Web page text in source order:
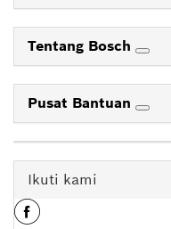
Tentang Bosch
Pusat Bantuan
Ikuti kami